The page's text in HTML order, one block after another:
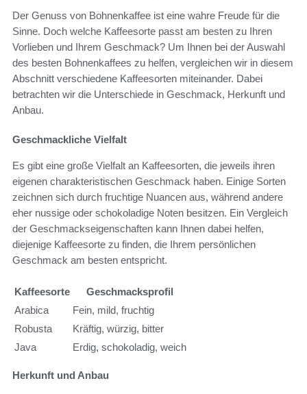
Der Genuss von Bohnenkaffee ist eine wahre Freude für die
Sinne. Doch welche Kaffeesorte passt am besten zu Ihren
Vorlieben und Ihrem Geschmack? Um Ihnen bei der Auswahl
des besten Bohnenkaffees zu helfen, vergleichen wir in diesem
Abschnitt verschiedene Kaffeesorten miteinander. Dabei
betrachten wir die Unterschiede in Geschmack, Herkunft und
Anbau.
Geschmackliche Vielfalt
Es gibt eine große Vielfalt an Kaffeesorten, die jeweils ihren
eigenen charakteristischen Geschmack haben. Einige Sorten
zeichnen sich durch fruchtige Nuancen aus, während andere
eher nussige oder schokoladige Noten besitzen. Ein Vergleich
der Geschmackseigenschaften kann Ihnen dabei helfen,
diejenige Kaffeesorte zu finden, die Ihrem persönlichen
Geschmack am besten entspricht.
Kaffeesorte
Geschmacksprofil
Arabica
Fein, mild, fruchtig
Robusta
Kräftig, würzig, bitter
Java
Erdig, schokoladig, weich
Herkunft und Anbau